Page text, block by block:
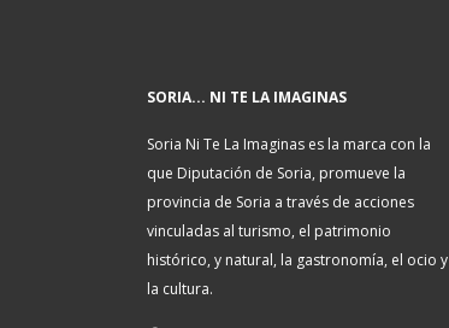
SORIA... NI TE LA IMAGINAS
Soria Ni Te La Imaginas es la marca con la
que Diputación de Soria, promueve la
provincia de Soria a través de acciones
vinculadas al turismo, el patrimonio
histórico, y natural, la gastronomía, el ocio y
la cultura.